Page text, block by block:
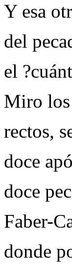
Y esa
del
el
Miro los
rectos,
doce
doce
Faber-
donde